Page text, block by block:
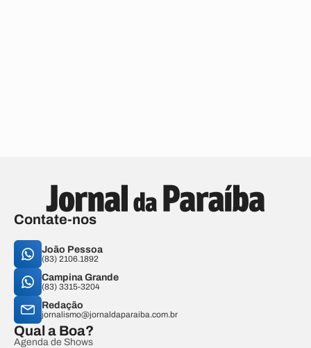
Contate-nos
João Pessoa
(83) 2106.1892
Campina Grande
(83) 3315-3204
Redação
jornalismo@jornaldaparaiba.com.br
Qual a Boa?
Agenda de Shows